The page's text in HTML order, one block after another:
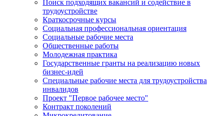
Поиск подходящих вакансий и содействие в
трудоустройстве
Краткосрочные курсы
Социальная профессиональная ориентация
Социальные рабочие места
Общественные работы
Молодежная практика
Государственные гранты на реализацию новых
бизнес-идей
Специальные рабочие места для трудоустройства
инвалидов
Проект "Первое рабочее место"
Контракт поколений